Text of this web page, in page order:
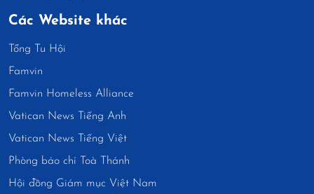
Các Website khác
Tổng Tu Hội
Famvin
Famvin Homeless Alliance
Vatican News Tiếng Anh
Vatican News Tiếng Việt
Phòng báo chí Toà Thánh
Hội đồng Giám mục Việt Nam